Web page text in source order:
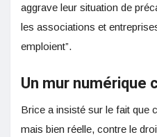
aggrave leur situation de
les associations et
emploient”.
Un mur numérique
Brice a insisté sur le fait que
mais bien réelle, contre le